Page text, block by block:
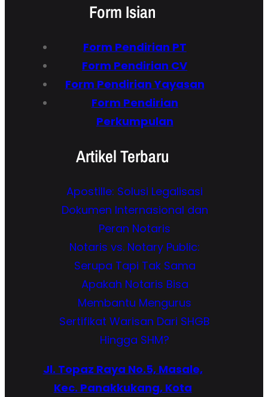
Form Isian
Form Pendirian PT
Form Pendirian CV
Form Pendirian Yayasan
Form Pendirian
Perkumpulan
Artikel Terbaru
Apostille: Solusi Legalisasi
Dokumen Internasional dan
Peran Notaris
Notaris vs. Notary Public:
Serupa Tapi Tak Sama
Apakah Notaris Bisa
Membantu Mengurus
Sertifikat Warisan Dari SHGB
Hingga SHM?
Jl. Topaz Raya No.5, Masale,
Kec. Panakkukang, Kota